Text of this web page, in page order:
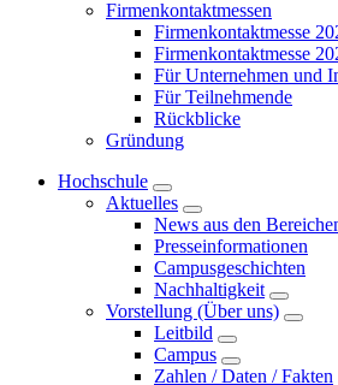
Firmenkontaktmessen
Firmenkontaktmesse
Firmenkontaktmesse
Für Unternehmen und
Für Teilnehmende
Rückblicke
Gründung
Hochschule
Aktuelles
News aus den
Presseinformationen
Campusgeschichten
Nachhaltigkeit
Vorstellung (Über uns)
Leitbild
Campus
Zahlen / Daten / Fakten